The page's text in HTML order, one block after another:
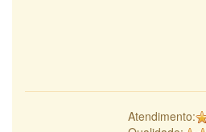
Atendimento: